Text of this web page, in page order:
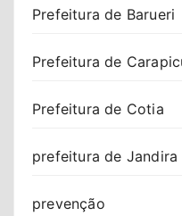
Prefeitura de Barueri
Prefeitura de
Prefeitura de Cotia
prefeitura de Jandira
prevenção